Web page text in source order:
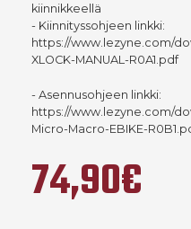
kiinnikkeellä
- Kiinnityssohjeen linkki:
https://www.lezyne.com/
XLOCK-MANUAL-R0A1.pdf
- Asennusohjeen linkki:
https://www.lezyne.com/
Micro-Macro-EBIKE-
74,90€